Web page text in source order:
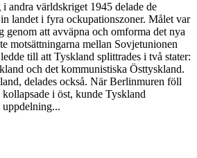
andra världskriget 1945 delade de
landet i fyra ockupationszoner. Målet var
genom att avväpna och omforma det nya
motsättningarna mellan Sovjetunionen
till att Tyskland splittrades i två stater:
och det kommunistiska Östtyskland.
delades också. När Berlinmuren föll
i öst, kunde Tyskland
uppdelning...